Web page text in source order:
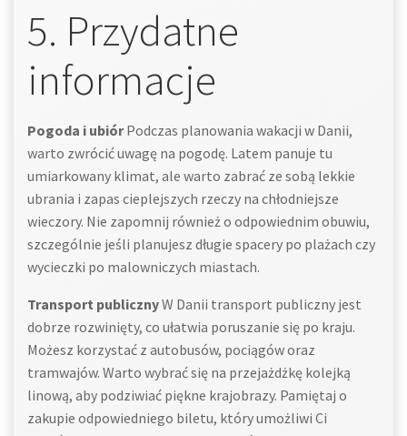
5. Przydatne
informacje
Pogoda i ubiórPodczas planowania wakacji w Danii,
warto zwrócić uwagę na pogodę. Latem panuje tu
umiarkowany klimat, ale warto zabrać ze sobą lekkie
ubrania i zapas cieplejszych rzeczy na chłodniejsze
wieczory. Nie zapomnij również o odpowiednim obuwiu,
szczególnie jeśli planujesz długie spacery po plażach czy
wycieczki po malowniczych miastach.
Transport publicznyW Danii transport publiczny jest
dobrze rozwinięty, co ułatwia poruszanie się po kraju.
Możesz korzystać z autobusów, pociągów oraz
tramwajów. Warto wybrać się na przejażdżkę kolejką
linową, aby podziwiać piękne krajobrazy. Pamiętaj o
zakupie odpowiedniego biletu, który umożliwi Ci